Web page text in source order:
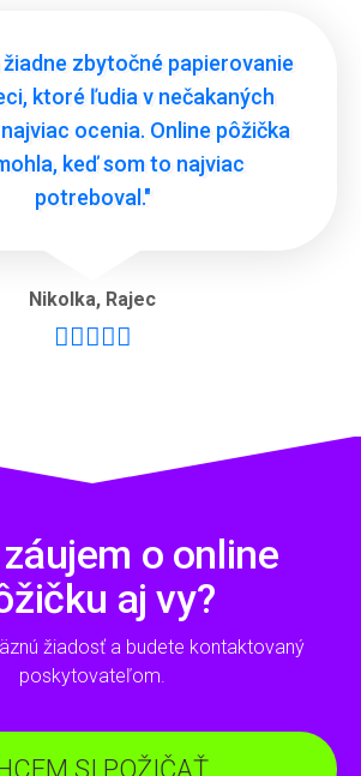
žiadne zbytočné papierovanie
ktoré ľudia v nečakaných
ocenia. Online pôžička
keď som to najviac
potreboval."
Nikolka, Rajec

o online
aj vy?
žiadosť a budete kontaktovaný
poskytovateľom.
SI POŽIČAŤ